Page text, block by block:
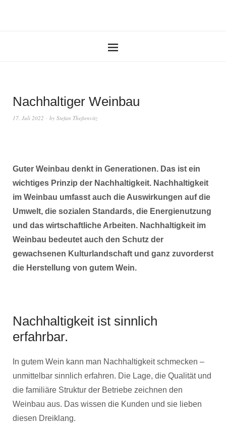
Nachhaltiger Weinbau
17. Juli 2022 by Stefan Theßenvitz
Guter Weinbau denkt in Generationen. Das ist ein
wichtiges Prinzip der Nachhaltigkeit. Nachhaltigkeit
im Weinbau umfasst auch die Auswirkungen auf die
Umwelt, die sozialen Standards, die Energienutzung
und das wirtschaftliche Arbeiten. Nachhaltigkeit im
Weinbau bedeutet auch den Schutz der
gewachsenen Kulturlandschaft und ganz zuvorderst
die Herstellung von gutem Wein.
Nachhaltigkeit ist sinnlich
erfahrbar.
In gutem Wein kann man Nachhaltigkeit schmecken –
unmittelbar sinnlich erfahren. Die Lage, die Qualität und
die familiäre Struktur der Betriebe zeichnen den
Weinbau aus. Das wissen die Kunden und sie lieben
diesen Dreiklang.